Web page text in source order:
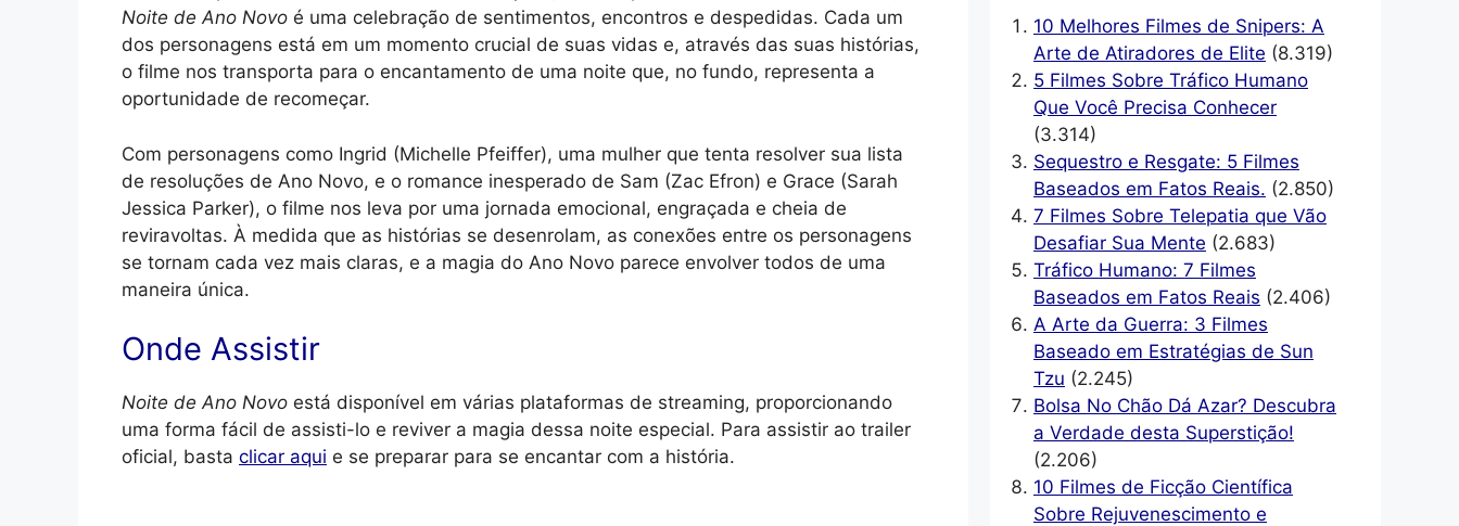
Noite de Ano Novo é uma celebração de sentimentos, encontros e despedidas. Cada um
dos personagens está em um momento crucial de suas vidas e, através das suas histórias,
o filme nos transporta para o encantamento de uma noite que, no fundo, representa a
oportunidade de recomeçar.
Com personagens como Ingrid (Michelle Pfeiffer), uma mulher que tenta resolver sua lista
de resoluções de Ano Novo, e o romance inesperado de Sam (Zac Efron) e Grace (Sarah
Jessica Parker), o filme nos leva por uma jornada emocional, engraçada e cheia de
reviravoltas. À medida que as histórias se desenrolam, as conexões entre os personagens
se tornam cada vez mais claras, e a magia do Ano Novo parece envolver todos de uma
maneira única.
Onde Assistir
Noite de Ano Novo está disponível em várias plataformas de streaming, proporcionando
uma forma fácil de assisti-lo e reviver a magia dessa noite especial. Para assistir ao trailer
oficial, basta clicar aqui e se preparar para se encantar com a história.
10 Melhores Filmes de Snipers: A
Arte de Atiradores de Elite (8.319)
5 Filmes Sobre Tráfico Humano
Que Você Precisa Conhecer
(3.314)
Sequestro e Resgate: 5 Filmes
Baseados em Fatos Reais. (2.850)
7 Filmes Sobre Telepatia que Vão
Desafiar Sua Mente (2.683)
Tráfico Humano: 7 Filmes
Baseados em Fatos Reais (2.406)
A Arte da Guerra: 3 Filmes
Baseado em Estratégias de Sun
Tzu (2.245)
Bolsa No Chão Dá Azar? Descubra
a Verdade desta Superstição!
(2.206)
10 Filmes de Ficção Científica
Sobre Rejuvenescimento e